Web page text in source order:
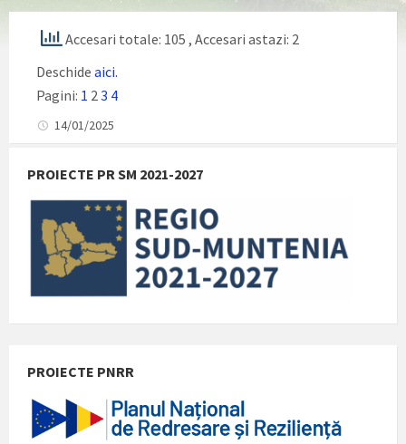
Accesari totale: 105 , Accesari astazi: 2
Deschide aici.
Pagini: 1 2 3 4
14/01/2025
PROIECTE PR SM 2021-2027
PROIECTE PNRR